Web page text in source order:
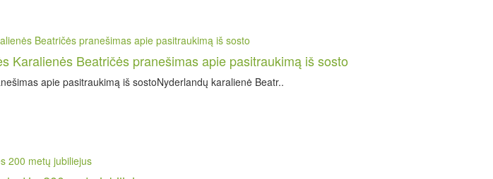
Karalienės Beatričės pranešimas apie pasitraukimą iš sosto
apie pasitraukimą iš sostoNyderlandų karalienė Beatr..